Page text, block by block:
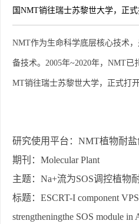
国NMT销往瑞士苏黎世大学，正
NMT作为生命科学底层核心技术
备技术。 2005年~2020年， NMT已
MT销往瑞士苏黎世大学，正式打
研究使用平台： NMT植物耐
期刊： Molecular Plant
主题： Na+流为SOS调控植物
标题： ESCRT-I component
strengtheningthe SOS module in